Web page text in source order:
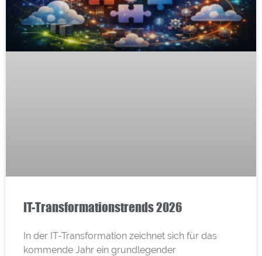
IT-Transformationstrends 2026
In der IT-Transformation zeichnet sich für das
kommende Jahr ein grundlegender